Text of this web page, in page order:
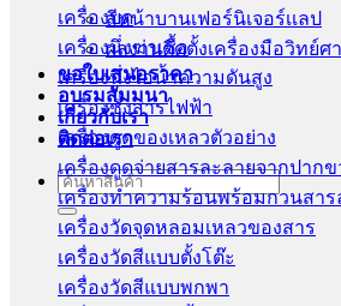
สีหน้าบานเฟอร์นิเจอร์เเลป
ผลงานติดตั้งเครื่องมือวิทย์ศ
ขอใบเสนอราคา
อบรมสัมมนา
เกี่ยวกับเรา
ติดต่อเรา
Search
for:
เครื่องบด
เครื่องนึ่งฆ่าเชื้อ
เครื่องนึ่งไอน้ำความดันสูง
เครื่องชั่งสารไฟฟ้า
เครื่องดูดของเหลวตัวอย่าง
เครื่องดูดจ่ายสารละลายจากปาก
เครื่องทำความร้อนพร้อมกวนสาร
เครื่องวัดจุดหลอมเหลวของสาร
เครื่องวัดสีแบบตั้งโต๊ะ
เครื่องวัดสีแบบพกพา